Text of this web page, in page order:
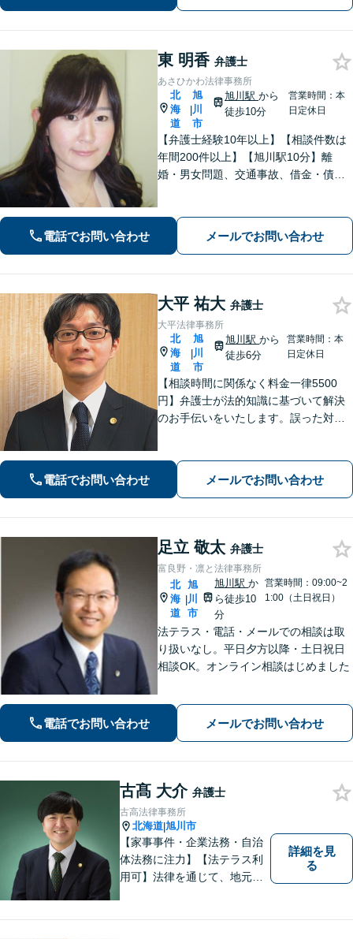
東 明香 弁護士
あさひかわ法律事務所
北
海
道
|
旭
川
市
旭川駅 から
徒歩10分
営業時間：本
日定休日
【弁護士経験10年以上】【相談件数は
年間200件以上】【旭川駅10分】離
婚・男女問題、交通事故、借金・債務
くりお伺いすること。お気軽にご相談
ください【初回40分無料相談】
電話でお問い合わせ メールでお問い合わせ
大平 祐大 弁護士
大平法律事務所
北
海
道
|
旭
川
市
旭川駅から
徒歩6分
営業時間：本
日定休日
【相談時間に関係なく料金一律5500
円】弁護士が法的知識に基づいて解決
のお手伝いをいたします。誤った対応
理・民事・刑事事件など幅広い対応が
可能です。
電話でお問い合わせ メールでお問い合わせ
足立 敬太 弁護士
富良野・凛と法律事務所
北
海
道
|
旭
川
市
旭川駅か
ら徒歩10
分
営業時間：09:00~2
1:00（土日祝日）
法テラス・電話・メールでの相談は取
り扱いなし。平日夕方以降・土日祝日
相談OK。オンライン相談はじめました
電話でお問い合わせ メールでお問い合わせ
古髙 大介 弁護士
古高法律事務所
北海道|旭川市
【家事事件・企業法務・自治
体法務に注力】【法テラス利
用可】法律を通じて、地元の
詳細を見
る